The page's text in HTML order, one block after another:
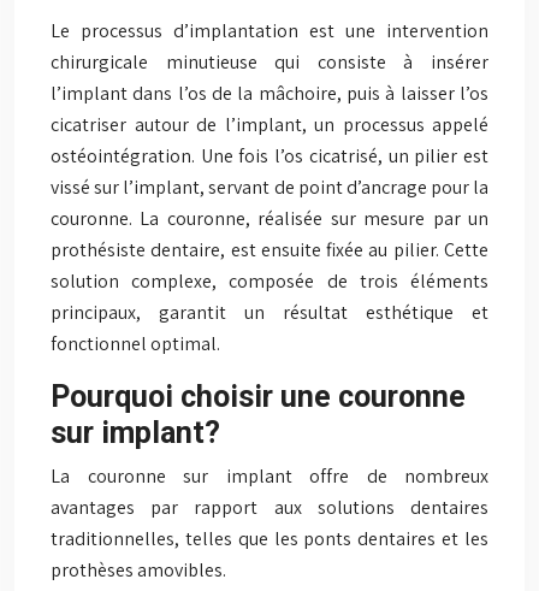
Le processus d’implantation est une intervention
chirurgicale minutieuse qui consiste à insérer
l’implant dans l’os de la mâchoire, puis à laisser l’os
cicatriser autour de l’implant, un processus appelé
ostéointégration. Une fois l’os cicatrisé, un pilier est
vissé sur l’implant, servant de point d’ancrage pour la
couronne. La couronne, réalisée sur mesure par un
prothésiste dentaire, est ensuite fixée au pilier. Cette
solution complexe, composée de trois éléments
principaux, garantit un résultat esthétique et
fonctionnel optimal.
Pourquoi choisir une couronne
sur implant?
La couronne sur implant offre de nombreux
avantages par rapport aux solutions dentaires
traditionnelles, telles que les ponts dentaires et les
prothèses amovibles.